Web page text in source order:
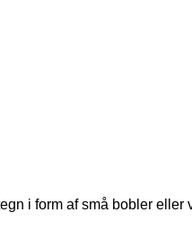
i form af små bobler eller